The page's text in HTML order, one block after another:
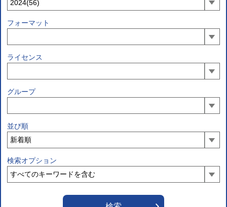
フォーマット
ライセンス
グループ
並び順
検索オプション